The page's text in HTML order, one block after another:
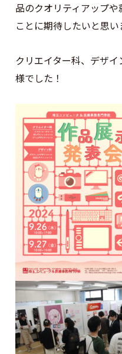
品のクオリティアップ
ことに期待したいと思い
クリエイター科、デザ
様でした！